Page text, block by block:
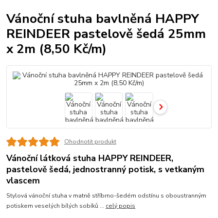
Vánoční stuha bavlněná HAPPY
REINDEER pastelově šedá 25mm
x 2m (8,50 Kč/m)
Ohodnotit produkt
Vánoční látková stuha HAPPY REINDEER,
pastelově šedá, jednostranný potisk, s vetkaným
vlascem
Stylová vánoční stuha v matně stříbrno-šedém odstínu s oboustranným
potiskem veselých bílých sobíků ... celý popis